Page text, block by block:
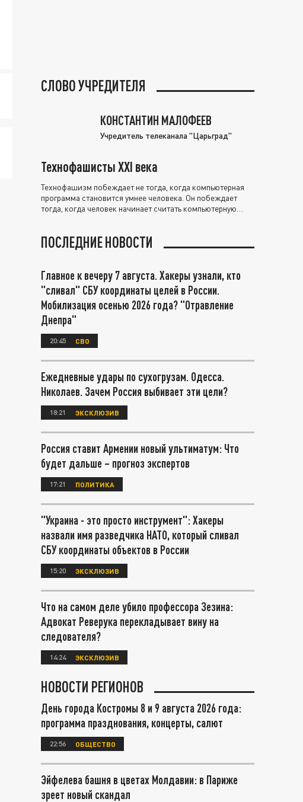
СЛОВО УЧРЕДИТЕЛЯ
КОНСТАНТИН МАЛОФЕЕВ
Учредитель телеканала "Царьград"
Технофашисты XXI века
Технофашизм побеждает не тогда, когда компьютерная
программа становится умнее человека. Он побеждает
тогда, когда человек начинает считать компьютерную
ПОСЛЕДНИЕ НОВОСТИ
Главное к вечеру 7 августа. Хакеры узнали, кто
"сливал" СБУ координаты целей в России.
Мобилизация осенью 2026 года? "Отравление
Днепра"
20:45 СВО
Ежедневные удары по сухогрузам. Одесса.
Николаев. Зачем Россия выбивает эти цели?
18:21 ЭКСКЛЮЗИВ
Россия ставит Армении новый ультиматум: Что
будет дальше – прогноз экспертов
17:21 ПОЛИТИКА
"Украина - это просто инструмент": Хакеры
назвали имя разведчика НАТО, который сливал
СБУ координаты объектов в России
15:20 ЭКСКЛЮЗИВ
Что на самом деле убило профессора Зезина:
Адвокат Реверука перекладывает вину на
следователя?
14:24 ЭКСКЛЮЗИВ
НОВОСТИ РЕГИОНОВ
День города Костромы 8 и 9 августа 2026 года:
программа празднования, концерты, салют
22:56 ОБЩЕСТВО
Эйфелева башня в цветах Молдавии: в Париже
зреет новый скандал